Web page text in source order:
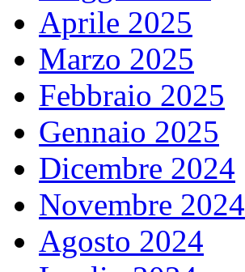
Aprile 2025
Marzo 2025
Febbraio 2025
Gennaio 2025
Dicembre 2024
Novembre 2024
Agosto 2024